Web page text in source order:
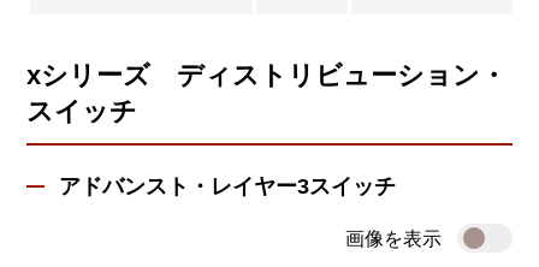
xシリーズ ディストリビューション・
スイッチ
アドバンスト・レイヤー3スイッチ
画像を表示